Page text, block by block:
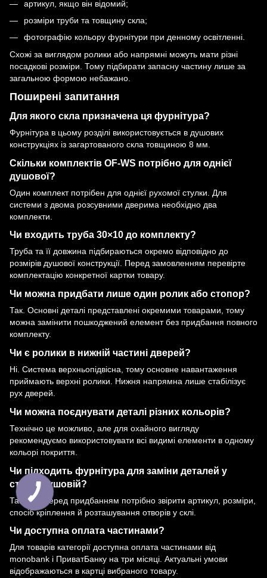
артикул, якщо він відомий;
розміри труби та товщину скла;
фотографію кольору фурнітури при денному освітленні.
Схожі за виглядом ролики або напрямні можуть мати різні
посадкові розміри. Тому підбирати запасну частину лише за
загальною формою небажано.
Поширені запитання
Для якого скла призначена ця фурнітура?
Фурнітура в цьому розділі використовується в душових
конструкціях із загартованого скла товщиною 8 мм.
Скільки комплектів OF-WS потрібно для однієї
душової?
Один комплект потрібен для однієї рухомої стулки. Для
системи з двома розсувними дверима необхідно два
комплекти.
Чи входить труба 30×10 до комплекту?
Труба та її довжина підбираються окремо відповідно до
розмірів душової конструкції. Перед замовленням перевірте
комплектацію конкретної картки товару.
Чи можна придбати лише один ролик або стопор?
Так. Основні деталі представлені окремими товарами, тому
можна замінити пошкоджений елемент без придбання повного
комплекту.
Чи є ролики в нижній частині дверей?
Ні. Система верхньопідвісна, тому основне навантаження
приймають верхні ролики. Нижня напрямна лише стабілізує
рух дверей.
Чи можна поєднувати деталі різних кольорів?
Технічно це можливо, але для охайного вигляду
рекомендуємо використовувати всі видимі елементи в одному
кольорі покриття.
Чи підходить фурнітура для заміни деталей у
старій душовій?
Так, але перед придбанням потрібно звірити артикул, розміри,
спосіб кріплення й розташування отворів у склі.
Чи доступна оплата частинами?
Для товарів категорії доступна оплата частинами від
monobank і ПриватБанку на три місяці. Актуальні умови
відображаються в картці вибраного товару.